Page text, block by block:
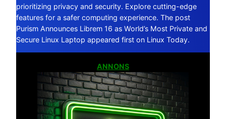
prioritizing privacy and security. Explore cutting-edge
features for a safer computing experience. The post
Purism Announces Librem 16 as World’s Most Private and
Secure Linux Laptop appeared first on Linux Today.
ANNONS